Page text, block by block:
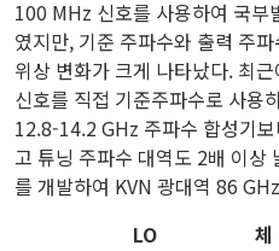
100 MHz 신호를 사용하여 국부
였지만, 기준 주파수와 출력 주
위상 변화가 크게 나타났다. 최
신호를 직접 기준주파수로 사용
12.8-14.2 GHz 주파수 합성기
고 튜닝 주파수 대역도 2배 이상
를 개발하여 KVN 광대역 86
LO
체